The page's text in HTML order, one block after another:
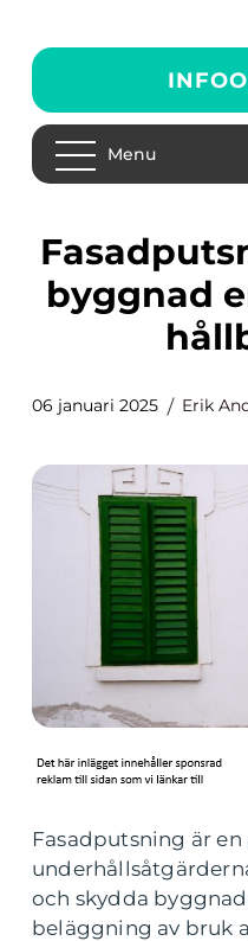
Menu
Fasadputsning – ger din
byggnad
06 januari 2025 Erik
Fasadputsning är
och skydda
beläggning av bruk